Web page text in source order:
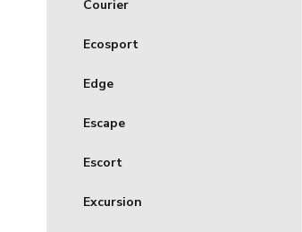
Courier
Ecosport
Edge
Escape
Escort
Excursion